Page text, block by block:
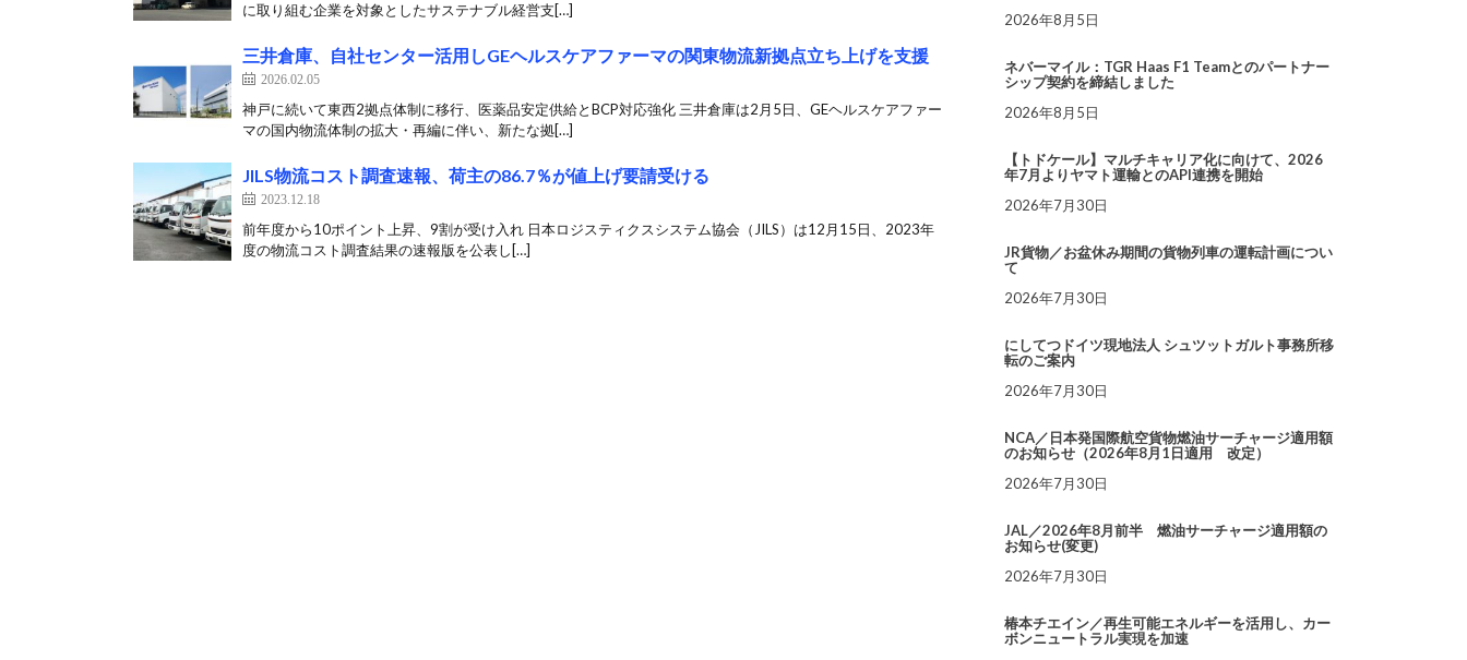
に取り組む企業を対象としたサステナブル経営支[…]
三井倉庫、自社センター活用しGEヘルスケアファーマの関東物流新拠点立ち上げを支援
2026.02.05
神戸に続いて東西2拠点体制に移行、医薬品安定供給とBCP対応強化 三井倉庫は2月5日、GEヘルスケアファー
マの国内物流体制の拡大・再編に伴い、新たな拠[…]
JILS物流コスト調査速報、荷主の86.7％が値上げ要請受ける
2023.12.18
前年度から10ポイント上昇、9割が受け入れ 日本ロジスティクスシステム協会（JILS）は12月15日、2023年
度の物流コスト調査結果の速報版を公表し[…]
2026年8月5日
ネバーマイル：TGR Haas F1 Teamとのパートナー
シップ契約を締結しました
2026年8月5日
【トドケール】マルチキャリア化に向けて、2026
年7月よりヤマト運輸とのAPI連携を開始
2026年7月30日
JR貨物／お盆休み期間の貨物列車の運転計画につい
て
2026年7月30日
にしてつドイツ現地法人 シュツットガルト事務所移
転のご案内
2026年7月30日
NCA／日本発国際航空貨物燃油サーチャージ適用額
のお知らせ（2026年8月1日適用 改定）
2026年7月30日
JAL／2026年8月前半 燃油サーチャージ適用額の
お知らせ(変更)
2026年7月30日
椿本チエイン／再生可能エネルギーを活用し、カー
ボンニュートラル実現を加速